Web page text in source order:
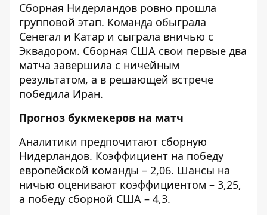
Сборная Нидерландов ровно прошла
групповой этап. Команда обыграла
Сенегал и Катар и сыграла вничью с
Эквадором. Сборная США свои первые два
матча завершила с ничейным
результатом, а в решающей встрече
победила Иран.
Прогноз букмекеров на матч
Аналитики предпочитают сборную
Нидерландов. Коэффициент на победу
европейской команды – 2,06. Шансы на
ничью оценивают коэффициентом – 3,25,
а победу сборной США – 4,3.